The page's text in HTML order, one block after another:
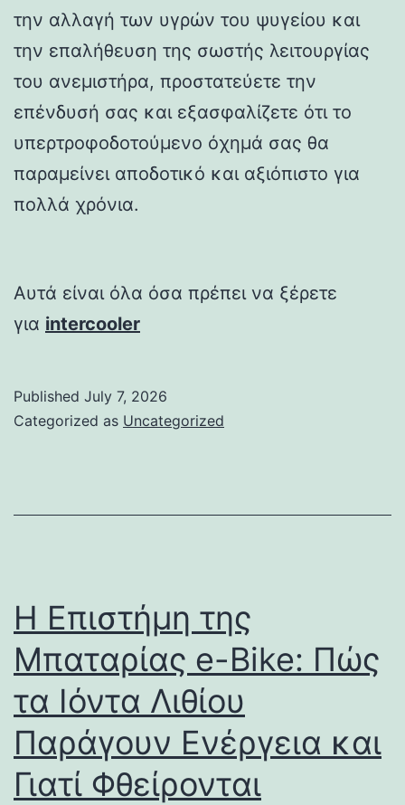
την αλλαγή των υγρών του ψυγείου και
την επαλήθευση της σωστής λειτουργίας
του ανεμιστήρα, προστατεύετε την
επένδυσή σας και εξασφαλίζετε ότι το
υπερτροφοδοτούμενο όχημά σας θα
παραμείνει αποδοτικό και αξιόπιστο για
πολλά χρόνια.
Αυτά είναι όλα όσα πρέπει να ξέρετε
για intercooler
Published July 7, 2026
Categorized as Uncategorized
Η Επιστήμη της
Μπαταρίας e-Bike: Πώς
τα Ιόντα Λιθίου
Παράγουν Ενέργεια και
Γιατί Φθείρονται